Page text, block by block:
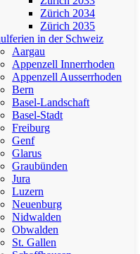
Zürich 2034
Zürich 2035
in der Schweiz
Aargau
Appenzell Innerrhoden
Appenzell Ausserrhoden
Bern
Basel-Landschaft
Basel-Stadt
Freiburg
Genf
Glarus
Graubünden
Jura
Luzern
Neuenburg
Nidwalden
Obwalden
St. Gallen